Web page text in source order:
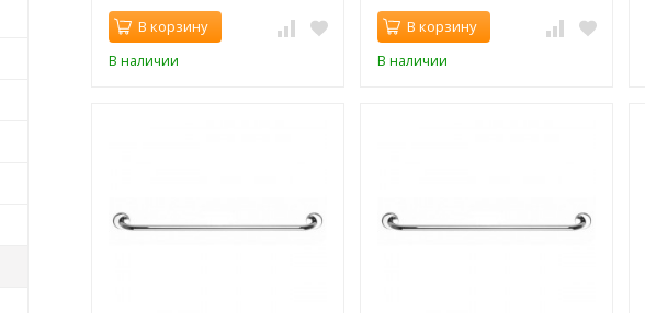
В корзину
В наличии
В корзину
В наличии